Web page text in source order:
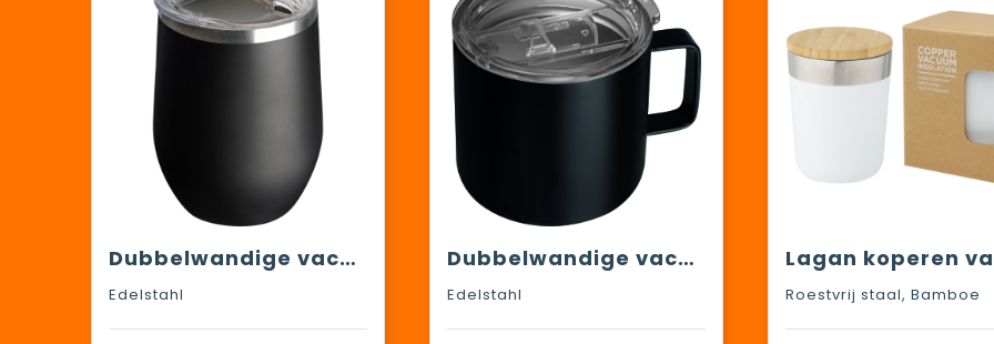
Dubbelwandige vacuüm drinkbeker, 380 ml
Edelstahl
Dubbelwandige vacuüm drinkbeker, 300 ml
Edelstahl Roestvrij staal, Bamboe